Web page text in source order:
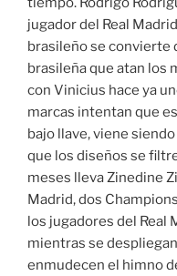
jugador del Real
brasileño se convierte
brasileña que atan los
con Vinicius hace ya
marcas intentan que
bajo llave, viene
que los diseños se
meses lleva Zinedine
Madrid, dos
los jugadores del Real
mientras se
enmudecen el himno